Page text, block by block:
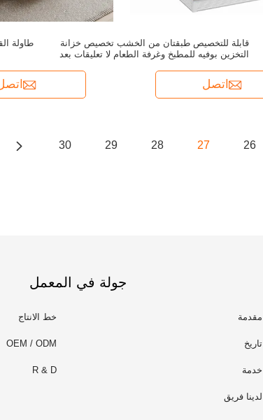
قابلة للتخصيص طبقتان من الخشب تخصيص خزانة
التخزين بوفيه للمطبخ وغرفة الطعام لا تعليقات بعد
اتصل
26
27
28
29
30
مقدمة
تاريخ
خدمة
لدينا فريق
جولة في المعمل
خط الانتاج
OEM / ODM
R & D